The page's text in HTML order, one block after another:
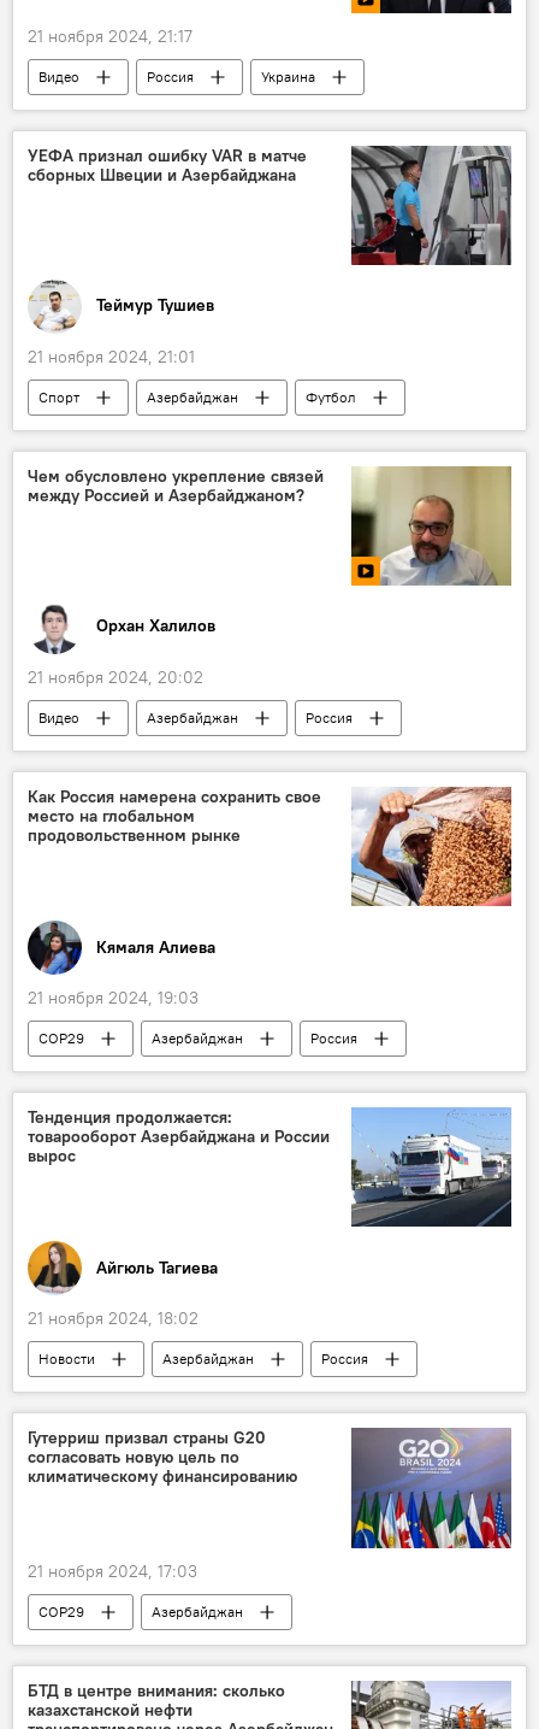
21 ноября 2024, 21:17
Видео Россия
Украина
Спецоперация
Ракетный удар
Запад
НАТО Владимир Путин
УЕФА признал ошибку VAR в матче
сборных Швеции и Азербайджана
Теймур Тушиев
21 ноября 2024, 21:01
Спорт Азербайджан
Футбол
Швеция
Сборная Азербайджана по футболу
арбитр
Video Assistant Referee, VAR
Чем обусловлено укрепление связей
между Россией и Азербайджаном?
Орхан Халилов
21 ноября 2024, 20:02
Видео Азербайджан
Россия
Баку
29-я Конференция сторон Рамочной конвенции ООН об изменении климата
Михаил Мишустин
Транспортный коридор
Сотрудничество
Как Россия намерена сохранить свое
место на глобальном
продовольственном рынке
Кямаля Алиева
21 ноября 2024, 19:03
COP29 Азербайджан
Россия
29-я Конференция сторон Рамочной конвенции ООН об изменении климата
ОАО "Азеркосмос"
агропромышленный комплекс
Тенденция продолжается:
товарооборот Азербайджана и России
вырос
Айгюль Тагиева
21 ноября 2024, 18:02
Новости Азербайджан
Россия
торговля
Товарооборот
Рост
Экономический рост
Госкомстат Азербайджана
Гутерриш призвал страны G20
согласовать новую цель по
климатическому финансированию
21 ноября 2024, 17:03
COP29
Азербайджан
29-я Конференция сторон Рамочной конвенции ООН об изменении климата
Баку
Антониу Гутерриш
G20 Цель
БТД в центре внимания: сколько
казахстанской нефти